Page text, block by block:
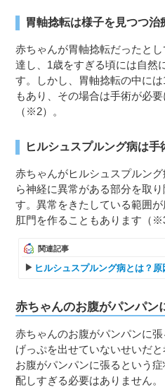
胃軸捻転は様子を見つつ治
赤ちゃんが胃軸捻転だったと
達し、1歳をすぎる頃には自然
す。しかし、胃軸捻転の中に
もあり、その場合は手術が必
（※2）。
ヒルシュスプルング病は手
赤ちゃんがヒルシュスプルン
ら神経に異常がある部分を取
す。異常をきたしている範囲
肛門を作ることもあります（
関連記事
ヒルシュスプルング病とは？
赤ちゃんのお腹がパンパン
赤ちゃんのお腹がパンパンに
げっぷを出せていないせいだと
お腹がパンパンに張るという
配しすぎる必要はありません。